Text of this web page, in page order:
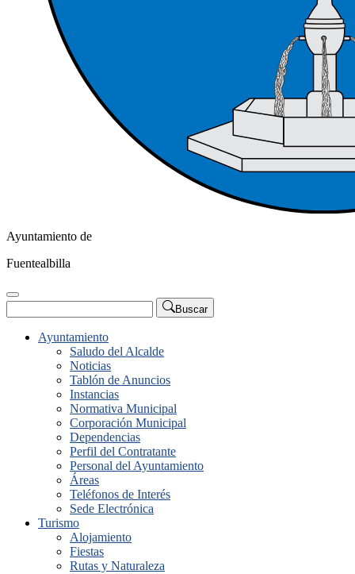
Ayuntamiento de
Fuentealbilla
Buscar
Ayuntamiento
Saludo del Alcalde
Noticias
Tablón de Anuncios
Instancias
Normativa Municipal
Corporación Municipal
Dependencias
Perfil del Contratante
Personal del Ayuntamiento
Áreas
Teléfonos de Interés
Sede Electrónica
Turismo
Alojamiento
Fiestas
Rutas y Naturaleza